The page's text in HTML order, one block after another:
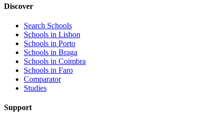
Discover
Search Schools
Schools in Lisbon
Schools in Porto
Schools in Braga
Schools in Coimbra
Schools in Faro
Comparator
Studies
Support